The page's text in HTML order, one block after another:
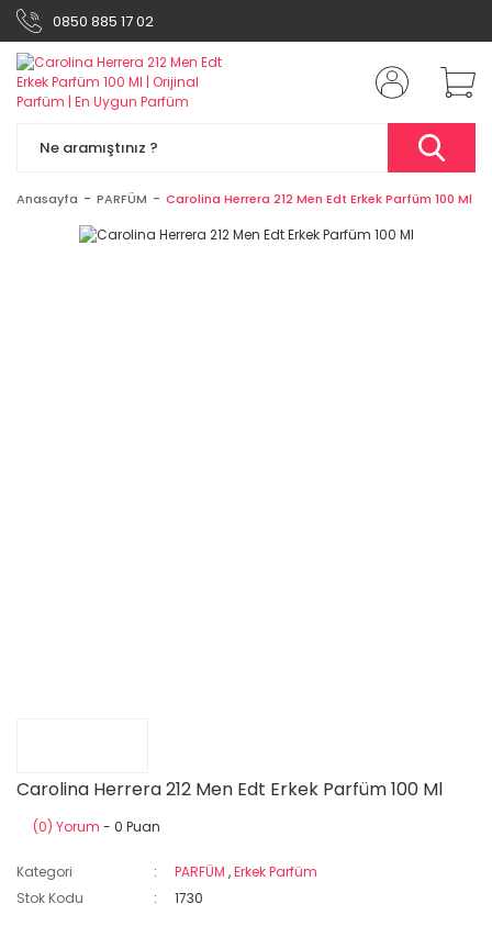
0850 885 17 02
Anasayfa PARFÜM Carolina Herrera 212 Men Edt Erkek Parfüm 100 Ml
Carolina Herrera 212 Men Edt Erkek Parfüm 100 Ml
(0) Yorum - 0 Puan
Kategori PARFÜM ,Erkek Parfüm
Stok Kodu
1730